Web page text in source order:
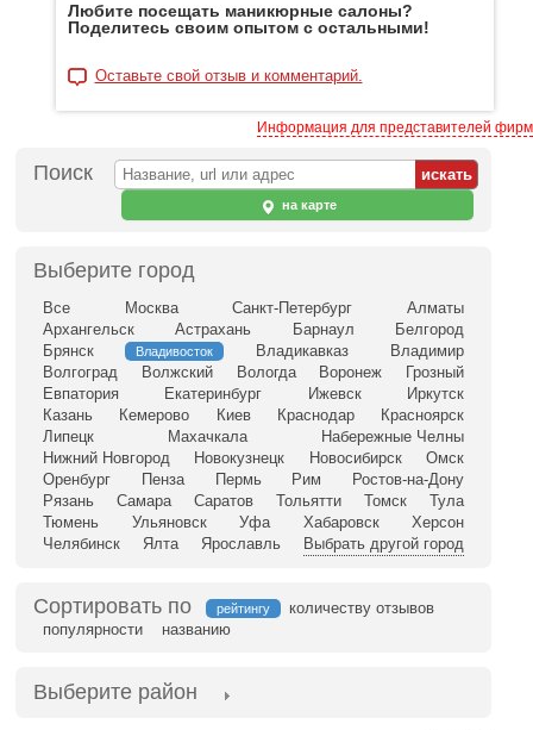
Любите посещать маникюрные салоны?
Поделитесь своим опытом с остальными!
Оставьте свой отзыв и комментарий.
Информация для представителей фирм
Поиск
на карте
Выберите город
Все Москва Санкт-Петербург
Алматы
Архангельск
Астрахань Барнаул
Белгород
Брянск
Владивосток Владикавказ
Владимир
Волгоград
Волжский Вологда Воронеж
Грозный
Евпатория
Екатеринбург Ижевск
Иркутск
Казань
Кемерово Киев Краснодар
Красноярск
Липецк
Махачкала
Набережные Челны
Нижний Новгород
Новокузнецк Новосибирск
Омск
Оренбург
Пенза Пермь Рим
Ростов-на-Дону
Рязань
Самара Саратов Тольятти Томск
Тула
Тюмень
Ульяновск Уфа Хабаровск
Херсон
Челябинск
Ялта Ярославль Выбрать другой город
Сортировать по рейтингу
количеству отзывов
популярности
названию
Выберите район